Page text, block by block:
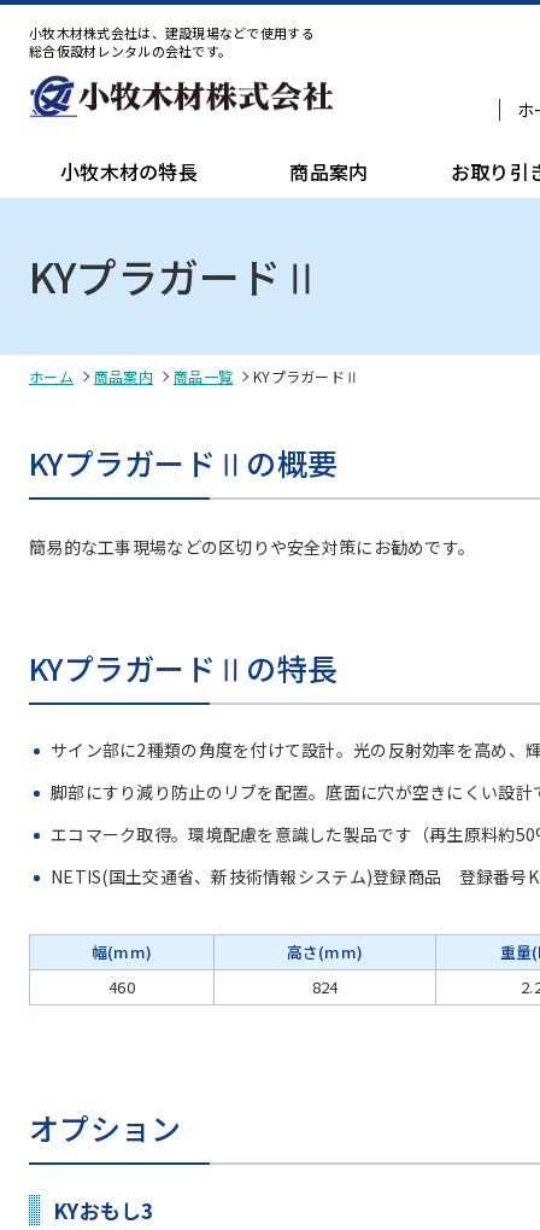
小牧木材株式会社は、建設現場などで使用する
総合仮設材レンタルの会社です。
ホ
小牧木材の特長 商品案内 お取り引
KYプラガードⅡ
ホーム 商品案内 商品一覧 KYプラガードⅡ
KYプラガードⅡの概要
簡易的な工事現場などの区切りや安全対策にお勧めです。
KYプラガードⅡの特長
サイン部に2種類の角度を付けて設計。光の反射効率を高め、
脚部にすり減り防止のリブを配置。底面に穴が空きにくい設計
エコマーク取得。環境配慮を意識した製品です（再生原料約
NETIS(国土交通省、新技術情報システム)登録商品 登録番号
幅(mm) 高さ(mm)
重量
460
824
オプション
KYおもし3